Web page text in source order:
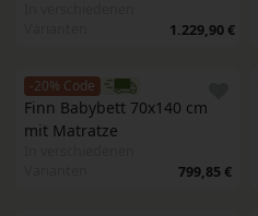
1.229,90 €
-20% Code
Finn Babybett 70x140 cm
mit Matratze
799,85 €